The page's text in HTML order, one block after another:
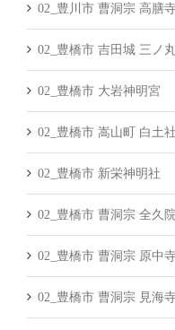
02_豊川市 曹洞宗 高膳
02_豊橋市 吉田城 三ノ
02_豊橋市 大岩神明宮
02_豊橋市 嵩山町 白土社
02_豊橋市 新栄神明社
02_豊橋市 曹洞宗 全久院
02_豊橋市 曹洞宗 原中
02_豊橋市 曹洞宗 見海